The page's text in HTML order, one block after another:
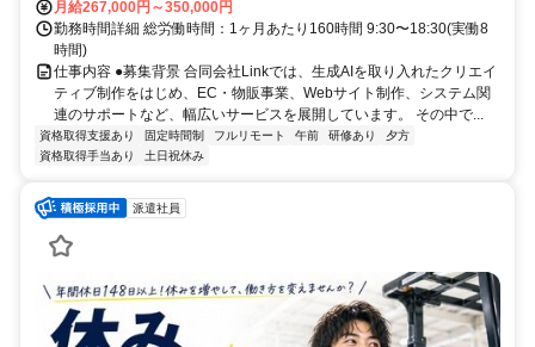
月給267,000円～350,000円
勤務時間詳細 総労働時間：1ヶ月あたり160時間 9:30〜18:30(実働8
時間)
仕事内容 ●募集背景 合同会社Linkでは、生成AIを取り入れたクリエイ
ティブ制作をはじめ、EC・物販事業、Webサイト制作、システム関
連のサポートなど、幅広いサービスを展開しています。 その中で...
資格取得支援あり 固定時間制 フルリモート 午前 研修あり
夕方
資格取得手当あり
土日祝休み
派遣社員